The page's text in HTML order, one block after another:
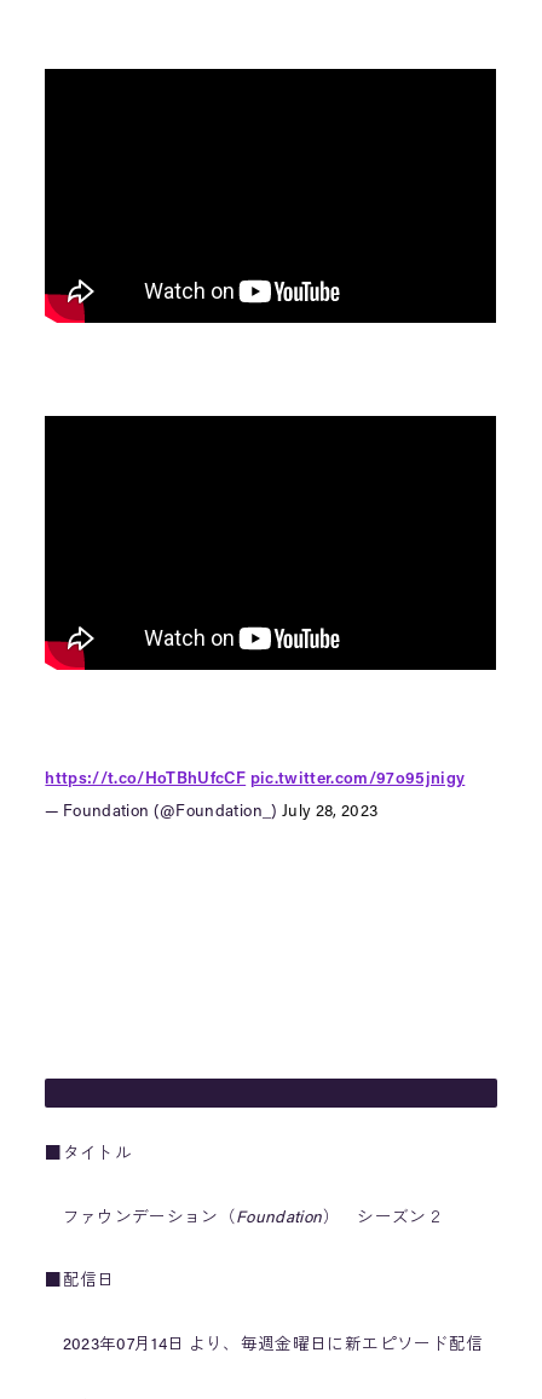
https://t.co/HoTBhUfcCF pic.twitter.com/97o95jnigy
— Foundation (@Foundation_) July 28, 2023
■タイトル
ファウンデーション（ Foundation） シーズン２
■配信日
2023年07月14日 より、毎週金曜日に新エピソード配信